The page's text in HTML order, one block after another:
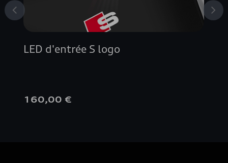
LED d'entrée S logo
160,00 €